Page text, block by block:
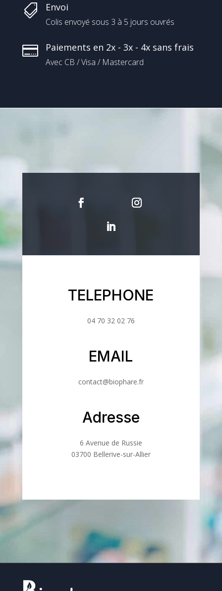
 Envoi
Colis envoyé sous 3 à 5 jours ouvrés
 Paiements en 2x - 3x - 4x sans frais
Avec CB / Visa / Mastercard
TELEPHONE
04 70 32 02 76
EMAIL
contact@biophare.fr
Adresse
6 Avenue de Russie
03700 Bellerive-sur-Allier